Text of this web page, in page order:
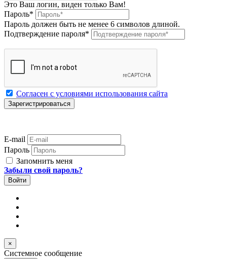
Это Ваш логин, виден только Вам!
Пароль*
Пароль должен быть не менее 6 символов длиной.
Подтверждение пароля*
Согласен с условиями использования сайта
E-mail
Пароль
Запомнить меня
Забыли свой пароль?
×
Системное сообщение